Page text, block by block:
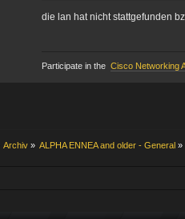
die lan hat nicht stattgefunden
Participate in the Cisco Networking
Archiv» ALPHA ENNEA and older - General »